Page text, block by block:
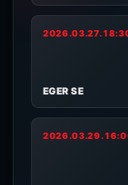
2026.03.27.
EGER SE
2026.03.29.